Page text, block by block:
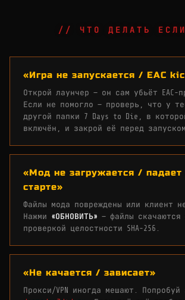
// ЧТО ДЕЛАТЬ
«Игра не запускается / EAC
Открой лаунчер — он сам убьёт EAC-
Если не помогло — проверь, что у
другой папки 7 Days to Die, в
включён, и закрой её перед
«Мод не загружается / падает
старте»
Файлы мода повреждены или клиент
Нажми «ОБНОВИТЬ» — файлы скачаются
проверкой целостности SHA-256.
«Не качается / зависает»
Прокси/VPN иногда мешают. Попробуй